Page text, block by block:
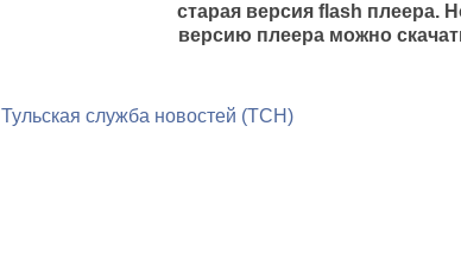
старая версия flash плеера.
версию плеера можно
Тульская служба новостей (ТСН)